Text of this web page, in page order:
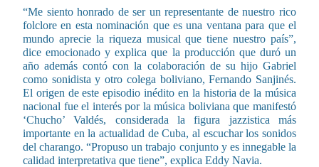
“Me siento honrado de ser un representante de nuestro rico
folclore en esta nominación que es una ventana para que el
mundo aprecie la riqueza musical que tiene nuestro país”,
dice emocionado y explica que la producción que duró un
año además contó con la colaboración de su hijo Gabriel
como sonidista y otro colega boliviano, Fernando Sanjinés.
El origen de este episodio inédito en la historia de la música
nacional fue el interés por la música boliviana que manifestó
‘Chucho’ Valdés, considerada la figura jazzistica más
importante en la actualidad de Cuba, al escuchar los sonidos
del charango. “Propuso un trabajo conjunto y es innegable la
calidad interpretativa que tiene”, explica Eddy Navia.